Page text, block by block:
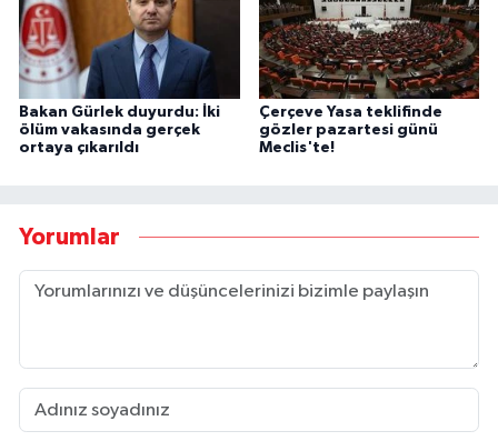
Bakan Gürlek duyurdu: İki
ölüm vakasında gerçek
ortaya çıkarıldı
Çerçeve Yasa teklifinde
gözler pazartesi günü
Meclis'te!
Yorumlar